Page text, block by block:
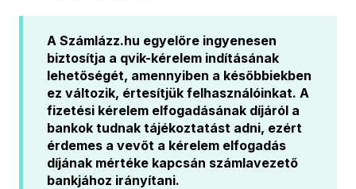
A Számlázz.hu egyelőre ingyenesen
biztosítja a qvik-kérelem indításának
lehetőségét, amennyiben a későbbiekben
ez változik, értesítjük felhasználóinkat. A
fizetési kérelem elfogadásának díjáról a
bankok tudnak tájékoztatást adni, ezért
érdemes a vevőt a kérelem elfogadás
díjának mértéke kapcsán számlavezető
bankjához irányítani.